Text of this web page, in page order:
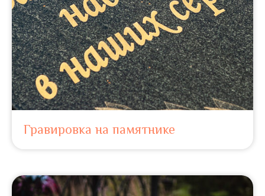
Гравировка на памятнике